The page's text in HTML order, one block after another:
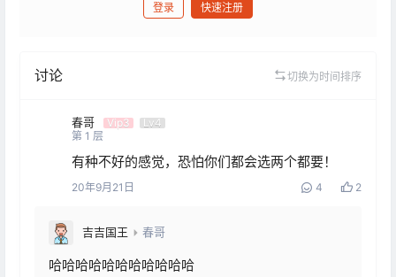
登录 快速注册
讨论 切换为时间排序
春哥 Vip3
Lv4
第 1 层
有种不好的感觉，恐怕你们都会选两个都要！
20年9月21日 4 2
吉吉国王 春哥
哈哈哈哈哈哈哈哈哈哈哈